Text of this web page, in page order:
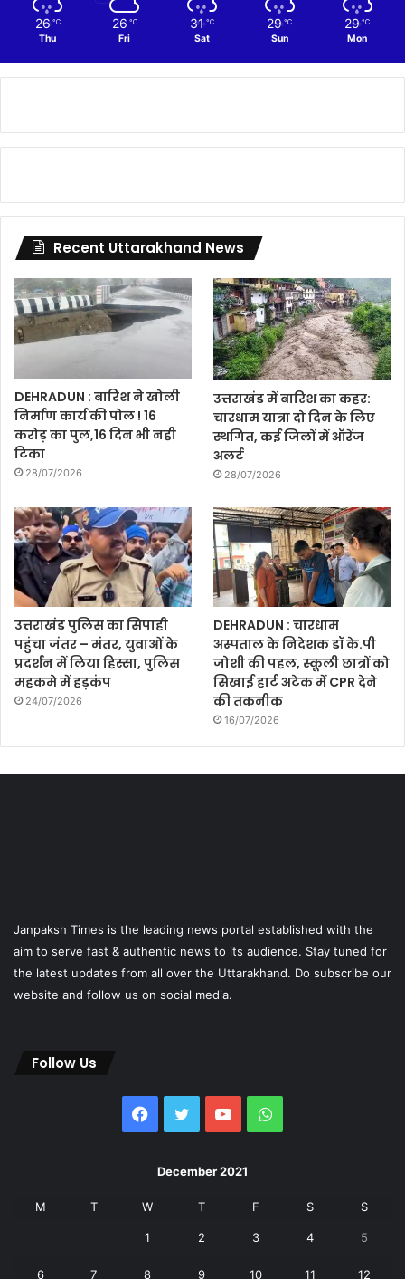
26 ℃
Thu
26 ℃
Fri
31 ℃
Sat
29 ℃
Sun
29 ℃
Mon
Recent Uttarakhand News
DEHRADUN : बारिश ने खोली
निर्माण कार्य की पोल ! 16
करोड़ का पुल,16 दिन भी नही
टिका
28/07/2026
उत्तराखंड में बारिश का कहर:
चारधाम यात्रा दो दिन के लिए
स्थगित, कई जिलों में ऑरेंज
अलर्ट
28/07/2026
उत्तराखंड पुलिस का सिपाही
पहुंचा जंतर – मंतर, युवाओं के
प्रदर्शन में लिया हिस्सा, पुलिस
महकमे में हड़कंप
24/07/2026
DEHRADUN : चारधाम
अस्पताल के निदेशक डॉ के.पी
जोशी की पहल, स्कूली छात्रों को
सिखाई हार्ट अटेक में CPR देने
की तकनीक
16/07/2026
Janpaksh Times is the leading news portal established with the
aim to serve fast & authentic news to its audience. Stay tuned for
the latest updates from all over the Uttarakhand. Do subscribe our
website and follow us on social media.
Follow Us
Facebook
Twitter YouTubeWhatsApp
December 2021
M T W T F S S
1 2 3 4 5
6 7 8 9 10 11 12